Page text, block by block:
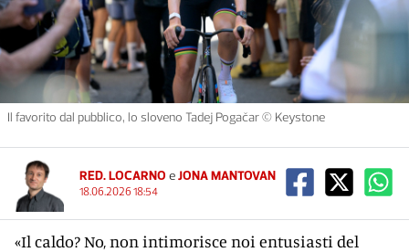
Il favorito dal pubblico, lo sloveno Tadej Pogačar © Keystone
RED. LOCARNO eJONA MANTOVAN
18.06.2026 18:54
«Il caldo? No, non intimorisce noi entusiasti del